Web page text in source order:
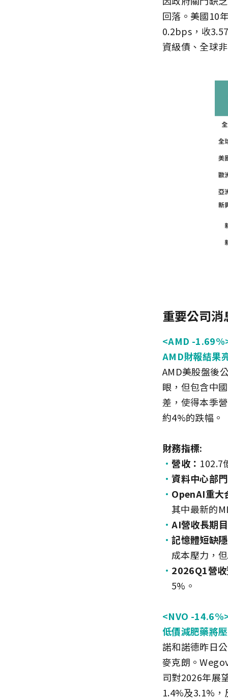
回落。美國10
0.2bps，收
資級債、全球
重要公司消
<AMD -
AMD財報結果
AMD美股盤後
眼，但包含中
差，使得本季
約4%的跌幅。
財務指標:
營收： 102.7
資料中心部
OpenAI重大
其中最新的
AI營收長期
記憶體短缺
成本壓力，
2026Q1營
5%。
<NVO -
低價減肥藥將
諾和諾德昨日
麥克朗。
司對2026年展
1.4%及3.1%